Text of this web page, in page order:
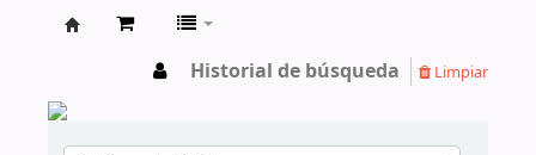
Historial de búsqueda Limpiar